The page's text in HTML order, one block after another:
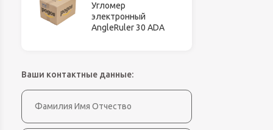
Угломер
электронный
AngleRuler 30 ADA
Ваши контактные данные: